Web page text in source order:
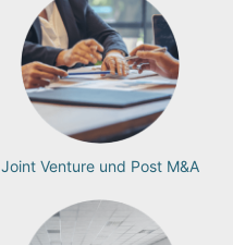
Joint Venture und Post M&A